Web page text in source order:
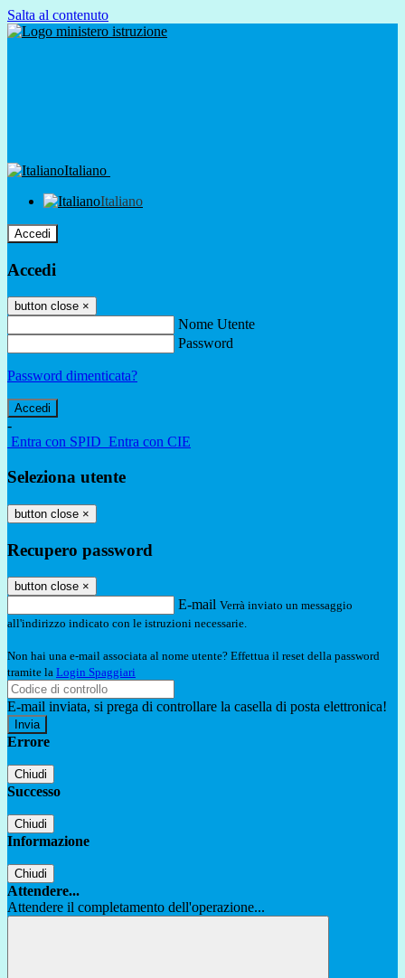
Salta al contenuto
Italiano
Italiano
Accedi
Accedi
button close ×
Nome Utente
Password
Password dimenticata?
-
Entra con SPID Entra con CIE
Seleziona utente
button close ×
Recupero password
button close ×
E-mail Verrà inviato un messaggio
all'indirizzo indicato con le istruzioni necessarie.
Non hai una e-mail associata al nome utente? Effettua il reset della password
tramite la Login Spaggiari
E-mail inviata, si prega di controllare la casella di posta elettronica!
Errore
Chiudi
Successo
Chiudi
Informazione
Chiudi
Attendere...
Attendere il completamento dell'operazione...